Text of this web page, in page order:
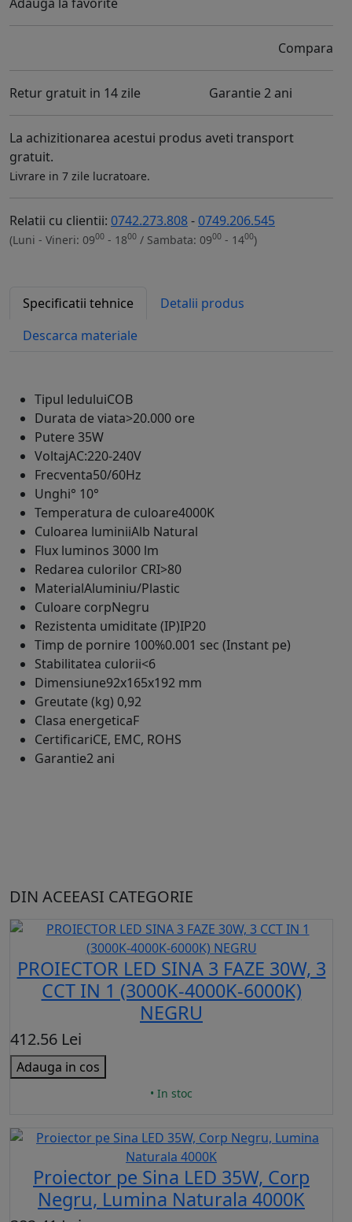
Compara
Retur gratuit in 14 zile Garantie 2 ani
La achizitionarea acestui produs aveti transport
gratuit.
Livrare in 7 zile lucratoare.
Relatii cu clientii: 0742.273.808-0749.206.545
(Luni - Vineri: 0900 - 1800 / Sambata: 0900 - 1400)
Specificatii tehnice
Detalii produs
Descarca materiale
Tipul leduluiCOB
Durata de viata>20.000 ore
Putere 35W
VoltajAC:220-240V
Frecventa50/60Hz
Unghi° 10°
Temperatura de culoare4000K
Culoarea luminiiAlb Natural
Flux luminos 3000 lm
Redarea culorilor CRI>80
MaterialAluminiu/Plastic
Culoare corpNegru
Rezistenta umiditate (IP)IP20
Timp de pornire 100%0.001 sec (Instant pe)
Stabilitatea culorii<6
Dimensiune92x165x192 mm
Greutate (kg) 0,92
Clasa energeticaF
CertificariCE, EMC, ROHS
Garantie2 ani
DIN ACEEASI CATEGORIE
PROIECTOR LED SINA 3 FAZE 30W, 3
CCT IN 1 (3000K-4000K-6000K)
NEGRU
412.56 Lei
Adauga in cos
• In stoc
Proiector pe Sina LED 35W, Corp
Negru, Lumina Naturala 4000K